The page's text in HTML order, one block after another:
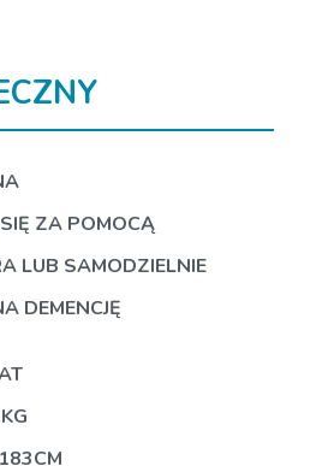
ZA POMOCĄ
LUB SAMODZIELNIE
DEMENCJĘ